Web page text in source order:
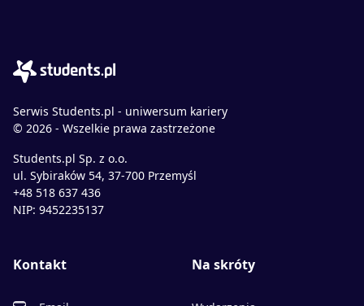
Serwis Students.pl - uniwersum kariery
© 2026 - Wszelkie prawa zastrzeżone
Students.pl Sp. z o.o.
ul. Sybiraków 54, 37-700 Przemyśl
+48 518 637 436
NIP: 9452235137
Kontakt Na skróty